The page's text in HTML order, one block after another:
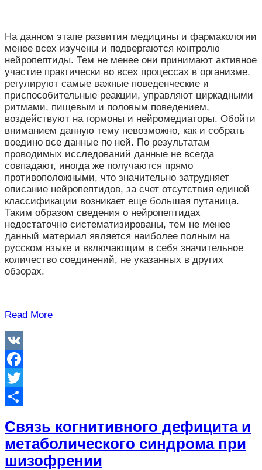
На данном этапе развития медицины и фармакологии
менее всех изучены и подвергаются контролю
нейропептиды. Тем не менее они принимают активное
участие практически во всех процессах в организме,
регулируют самые важные поведенческие и
приспособительные реакции, управляют циркадными
ритмами, пищевым и половым поведением,
воздействуют на гормоны и нейромедиаторы. Обойти
вниманием данную тему невозможно, как и собрать
воедино все данные по ней. По результатам
проводимых исследований данные не всегда
совпадают, иногда же получаются прямо
противоположными, что значительно затрудняет
описание нейропептидов, за счет отсутствия единой
классификации возникает еще большая путаница.
Таким образом сведения о нейропептидах
недостаточно систематизированы, тем не менее
данный материал является наиболее полным на
русском языке и включающим в себя значительное
количество соединений, не указанных в других
обзорах.
Read More
VK
Facebook
Twitter
Связь когнитивного дефицита и
метаболического синдрома при
шизофрении